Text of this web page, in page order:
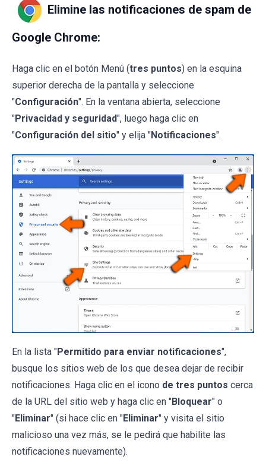
Elimine las notificaciones de spam de
Google Chrome:
Haga clic en el botón Menú (tres puntos) en la esquina
superior derecha de la pantalla y seleccione
"Configuración". En la ventana abierta, seleccione
"Privacidad y seguridad", luego haga clic en
"Configuración del sitio" y elija "Notificaciones".
En la lista "Permitido para enviar notificaciones",
busque los sitios web de los que desea dejar de recibir
notificaciones. Haga clic en el icono de tres puntos cerca
de la URL del sitio web y haga clic en "Bloquear" o
"Eliminar" (si hace clic en "Eliminar" y visita el sitio
malicioso una vez más, se le pedirá que habilite las
notificaciones nuevamente).